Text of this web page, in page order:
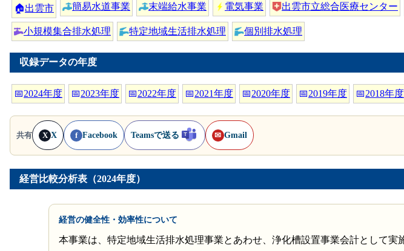
🏠出雲市 簡易水道事業 末端給水事業 電気事業 出雲市立総合医療センター
小規模集合排水処理 特定地域生活排水処理 個別排水処理
収録データの年度
📅2024年度 📅2023年度 📅2022年度 📅2021年度 📅2020年度 📅2019年度 📅2018年度
共有 X X f Facebook Teamsで送る ✉ Gmail
経営比較分析表（2024年度）
経営の健全性・効率性について
本事業は、特定地域生活排水処理事業とあわせ、浄化槽設置事業会計として実